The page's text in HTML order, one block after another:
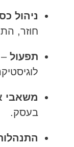
ניהול
חוזר,
תפעול –
משאבי
בעסק.